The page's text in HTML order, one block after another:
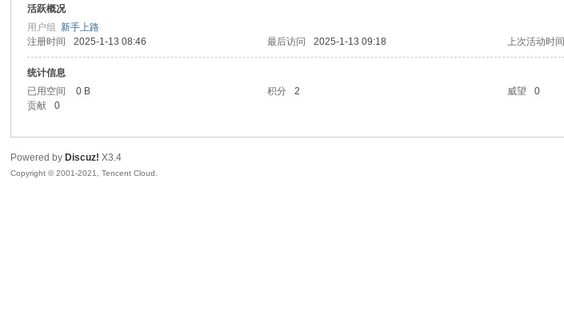
活跃概况
用户组新手上路
注册时间
2025-1-13 08:46 最后访问 2025-1-13 09:18 上次活动时间
统计信息
已用空间
0 B 积分 2 威望 0
贡献
0
Powered by Discuz! X3.4
Copyright © 2001-2021, Tencent Cloud.